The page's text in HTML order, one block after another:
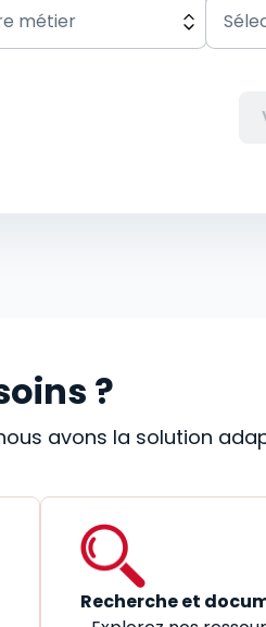
?
avons la solution
Recherche et